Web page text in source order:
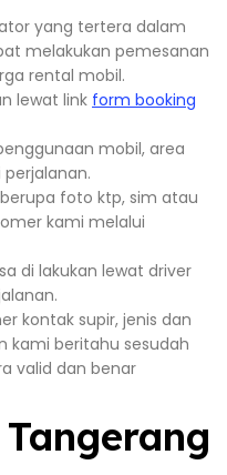
yang tertera dalam
melakukan pemesanan
rental mobil.
lewat link form booking
mobil, area
foto ktp, sim atau
kami melalui
di lakukan lewat driver
kontak supir, jenis dan
kami beritahu sesudah
valid dan benar